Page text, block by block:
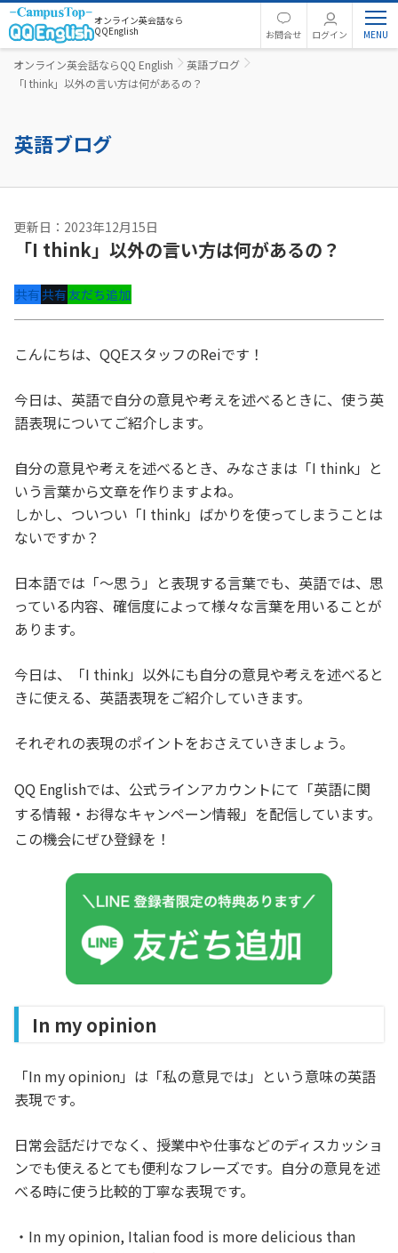
オンライン英会話なら
QQEnglish
お問合せ ログイン
オンライン英会話ならQQ English
英語ブログ
「I think」以外の言い方は何があるの？
英語ブログ
更新日：2023年12月15日
「I think」以外の言い方は何があるの？
共有共有友だち追加
こんにちは、QQEスタッフのReiです！
今日は、英語で自分の意見や考えを述べるときに、使う英
語表現についてご紹介します。
自分の意見や考えを述べるとき、みなさまは「I think」と
いう言葉から文章を作りますよね。
しかし、ついつい「I think」ばかりを使ってしまうことは
ないですか？
日本語では「～思う」と表現する言葉でも、英語では、思
っている内容、確信度によって様々な言葉を用いることが
あります。
今日は、「I think」以外にも自分の意見や考えを述べると
きに使える、英語表現をご紹介していきます。
それぞれの表現のポイントをおさえていきましょう。
QQ Englishでは、公式ラインアカウントにて「英語に関
する情報・お得なキャンペーン情報」を配信しています。
この機会にぜひ登録を！
In my opinion
「In my opinion」は「私の意見では」という意味の英語
表現です。
日常会話だけでなく、授業中や仕事などのディスカッショ
ンでも使えるとても便利なフレーズです。自分の意見を述
べる時に使う比較的丁寧な表現です。
・In my opinion, Italian food is more delicious than